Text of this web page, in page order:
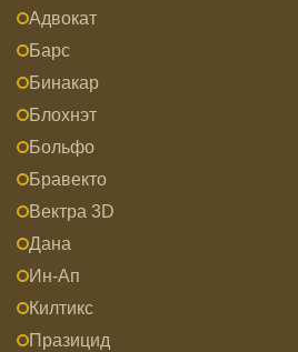
Адвокат
Барс
Бинакар
Блохнэт
Больфо
Бравекто
Вектра 3D
Дана
Ин-Ап
Килтикс
Празицид